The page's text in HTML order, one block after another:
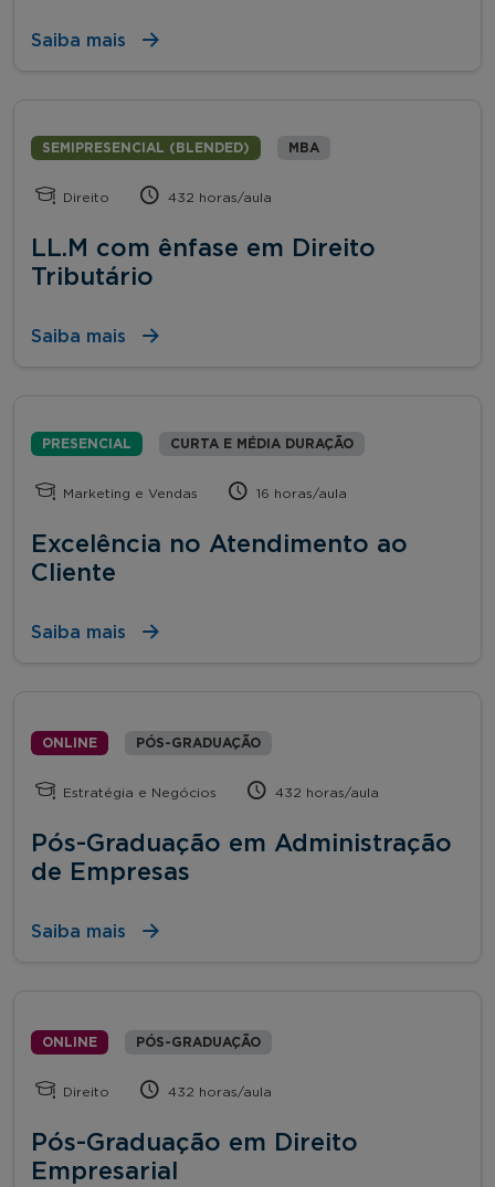
Saiba mais
SEMIPRESENCIAL (BLENDED) MBA
Direito 432 horas/aula
LL.M com ênfase em Direito
Tributário
Saiba mais
PRESENCIAL CURTA E MÉDIA DURAÇÃO
Marketing e Vendas 16 horas/aula
Excelência no Atendimento ao
Cliente
Saiba mais
ONLINE PÓS-GRADUAÇÃO
Estratégia e Negócios 432 horas/aula
Pós-Graduação em Administração
de Empresas
Saiba mais
ONLINE PÓS-GRADUAÇÃO
Direito 432 horas/aula
Pós-Graduação em Direito
Empresarial